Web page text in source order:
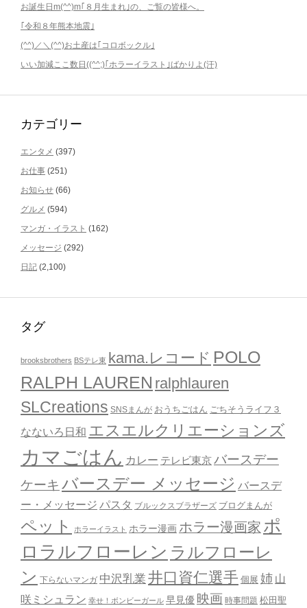
お誕生日m(^^)m｢８月生まれ｣の、ご覧の皆様へ。
｢令和８年熊本地震｣
(^^)／＼(^^)お土産は｢コロボックル｣
いい加減ここ数日((^^;)｢ホラーイラスト｣ばかりよ(汗)
カテゴリー
エンタメ (397)
お仕事 (251)
お知らせ (66)
グルメ (594)
マンガ・イラスト (162)
メッセージ (292)
日記 (2,100)
タグ
brooksbrothers BSテレ東 kama.レコード POLO
RALPH LAUREN ralphlauren
SLCreations SNSまんが おうちごはん ごちそうライフ３
なないろ日和 エスエルクリエーションズ
カマごはん カレー テレビ東京バースデー
ケーキ バースデー メッセージ バースデ
ー・メッセージ パスタ ブルックスブラザーズ ブログまんが
ペット ホラーイラスト ホラー漫画 ホラー漫画家 ポ
ロラルフローレン ラルフローレ
ン 下らないマンガ 中沢乳業 井口資仁選手 個展 姉 山
咲ミシュラン 幸せ！ボンビーガール 早見優 映画 時事問題 松田聖